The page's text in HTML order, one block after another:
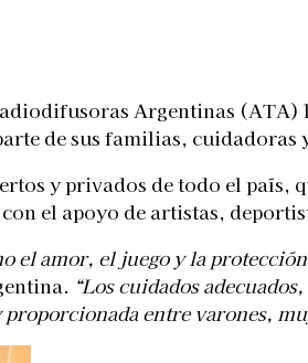
Argentinas (ATA)
de sus familias,
y privados de todo el
el apoyo de artistas,
el amor, el juego y la
“Los cuidados
entre varones,